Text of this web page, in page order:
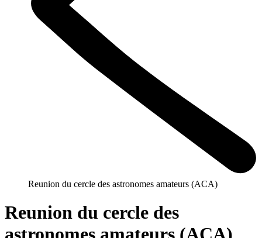
Reunion du cercle des astronomes amateurs (ACA)
Reunion du cercle des